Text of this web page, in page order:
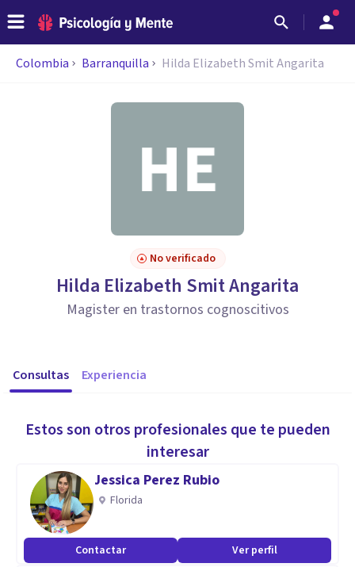
Colombia Barranquilla Hilda Elizabeth Smit Angarita
No verificado
Hilda Elizabeth Smit Angarita
Magister en trastornos cognoscitivos
Consultas Experiencia
Estos son otros profesionales que te pueden
interesar
Jessica Perez Rubio
Florida
Contactar Ver perfil